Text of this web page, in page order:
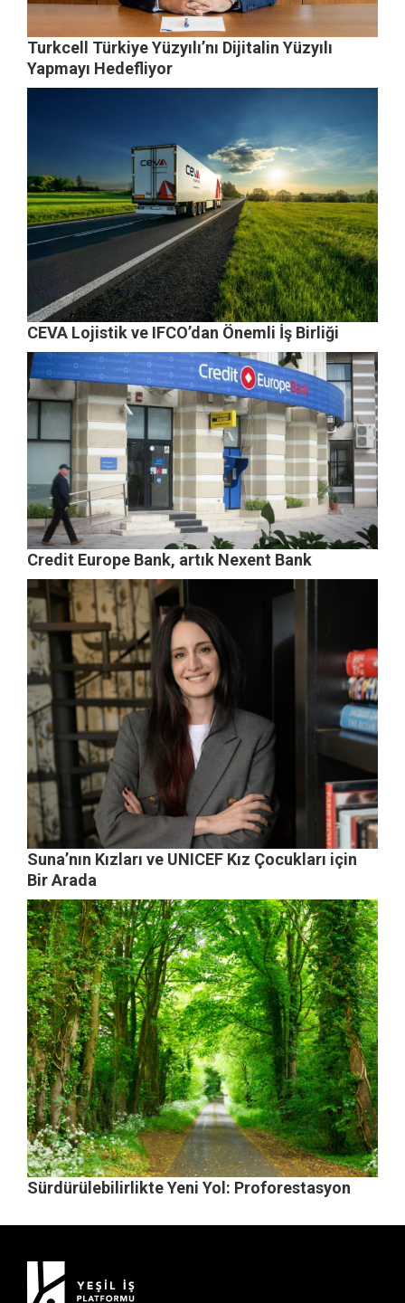
Turkcell Türkiye Yüzyılı’nı Dijitalin Yüzyılı
Yapmayı Hedefliyor
CEVA Lojistik ve IFCO’dan Önemli İş Birliği
Credit Europe Bank, artık Nexent Bank
Suna’nın Kızları ve UNICEF Kız Çocukları için
Bir Arada
Sürdürülebilirlikte Yeni Yol: Proforestasyon